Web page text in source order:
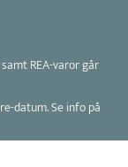
REA-varor går
datum. Se info på